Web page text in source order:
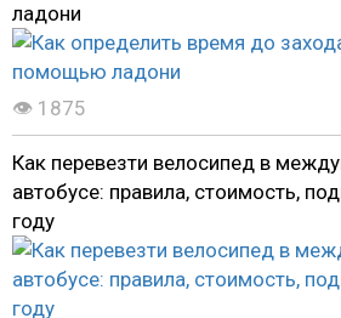
ладони
👁 1875
Как перевезти велосипед в
автобусе: правила, стоимость,
году